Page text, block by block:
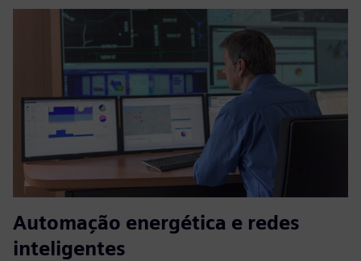
Automação energética e redes
inteligentes